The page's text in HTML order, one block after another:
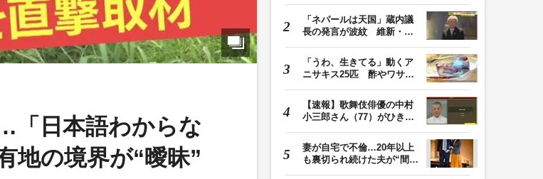
「日本語わからな
地の境界が“曖昧”
「ネパールは天国」蔵内議
長の発言が波紋 維新・吉
「うわ、生きてる」動くア
ニサキス25匹 酢やワサビ
【速報】歌舞伎俳優の中村
小三郎さん（77）がひき逃
妻が自宅で不倫…20年以上
も裏切られ続けた夫が“間